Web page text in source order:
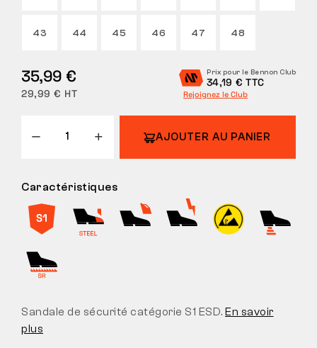
43 44 45 46 47 48
35,99 €
29,99 € HT
Prix pour le Bennon Club
34,19 € TTC
Rejoignez le Club
AJOUTER AU PANIER
Caractéristiques
Sandale de sécurité catégorie S1 ESD. En savoir
plus